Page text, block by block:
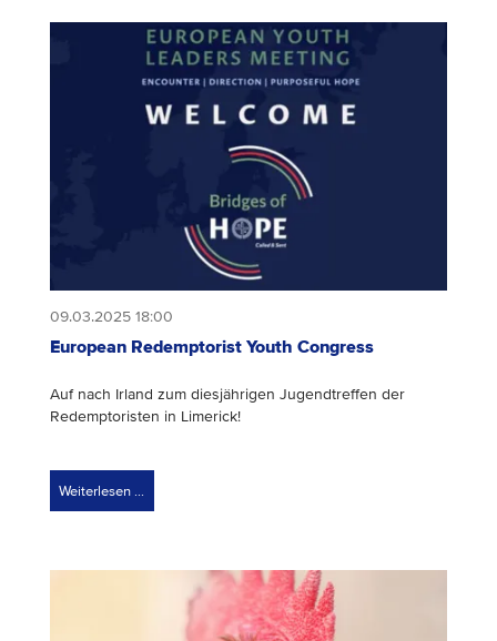
09.03.2025 18:00
European Redemptorist Youth Congress
Auf nach Irland zum diesjährigen Jugendtreffen der
Redemptoristen in Limerick!
Weiterlesen …